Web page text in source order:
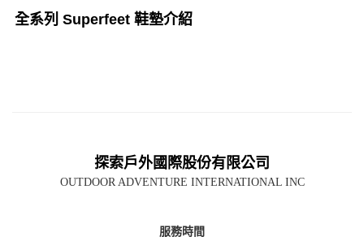
全系列 Superfeet 鞋墊介紹
探索戶外國際股份有限公司
OUTDOOR ADVENTURE INTERNATIONAL INC
服務時間